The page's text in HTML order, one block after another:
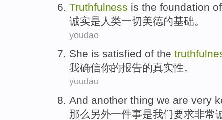
Truthfulness is the foundation of
诚实是 人类一切美德的基础。
youdao
She is satisfied of the
我确信你的报告的真实性。
youdao
And another thing we are very
那么 另外一件事是我们要求非常